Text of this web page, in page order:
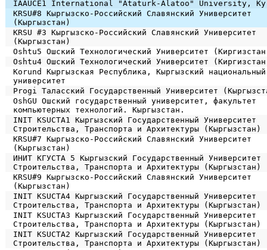
IAAUCE1 International "Ataturk-Alatoo" University,
KRSU#8 Кыргызско-Российский Славянский Университет
(Кыргызстан)
KRSU #3 Кыргызско-Российский Славянский Университет
(Кыргызстан)
Oshtu5 Ошский Технологический Университет
Oshtu4 Ошский Технологический Университет
Korund Кыргызская Республика, Кыргызский национальный
университет
Progi Таласский Государственный Университет
OshGU Ошский государственный университет, факультет
компьютерных технологий. Кыргызстан.
INIT KSUCTA1 Кыргызский Государственный Университет
Строительства, Транспорта и Архитектуры (Кыргызстан)
KRSU#7 Кыргызско-Российский Славянский Университет
(Кыргызстан)
ИНИТ КГУСТА 5 Кыргызский Государственный Университет
Строительства, Транспорта и Архитектуры (Кыргызстан)
KRSU#9 Кыргызско-Российский Славянский Университет
(Кыргызстан)
INIT KSUCTA4 Кыргызский Государственный Университет
Строительства, Транспорта и Архитектуры (Кыргызстан)
INIT KSUCTA3 Кыргызский Государственный Университет
Строительства, Транспорта и Архитектуры (Кыргызстан)
INIT KSUCTA2 Кыргызский Государственный Университет
Строительства, Транспорта и Архитектуры (Кыргызстан)